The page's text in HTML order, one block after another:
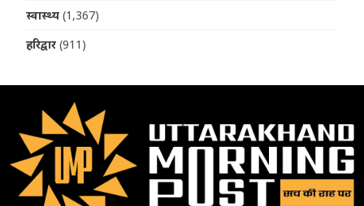
स्वास्थ्य (1,367)
हरिद्वार (911)